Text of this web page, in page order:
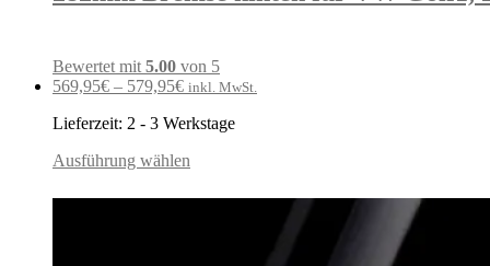
Bewertet mit 5.00 von 5
569,95€ – 579,95€ inkl. MwSt.
Lieferzeit: 2 - 3 Werkstage
Ausführung wählen